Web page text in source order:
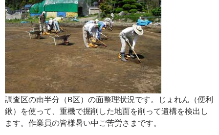
調査区の南半分（B区）の面整理状況です。じょれん（便利
鍬）を使って、重機で掘削した地面を削って遺構を検出し
ます。作業員の皆様暑い中ご苦労さまです。